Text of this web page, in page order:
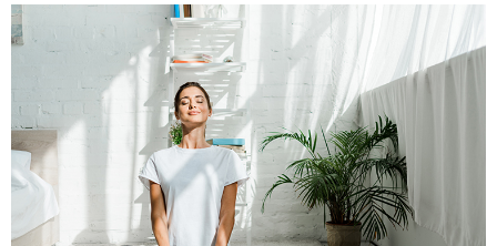
表
し
て
い
ま
ナ
ー
シ